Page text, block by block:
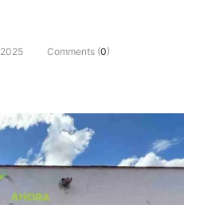
Comments (0)